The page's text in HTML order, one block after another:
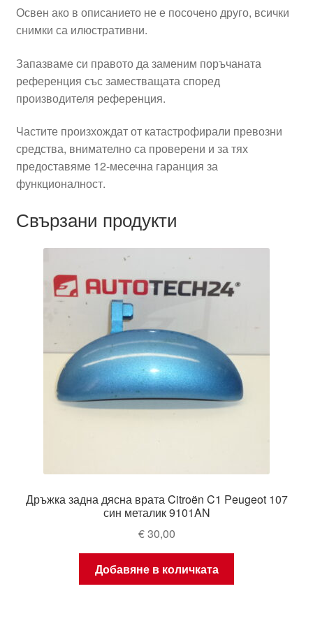
Освен ако в описанието не е посочено друго, всички
снимки са илюстративни.
Запазваме си правото да заменим поръчаната
референция със заместващата според
производителя референция.
Частите произхождат от катастрофирали превозни
средства, внимателно са проверени и за тях
предоставяме 12-месечна гаранция за
функционалност.
Свързани продукти
Дръжка задна дясна врата Citroën C1 Peugeot 107
син металик 9101AN
€30,00
Добавяне в количката